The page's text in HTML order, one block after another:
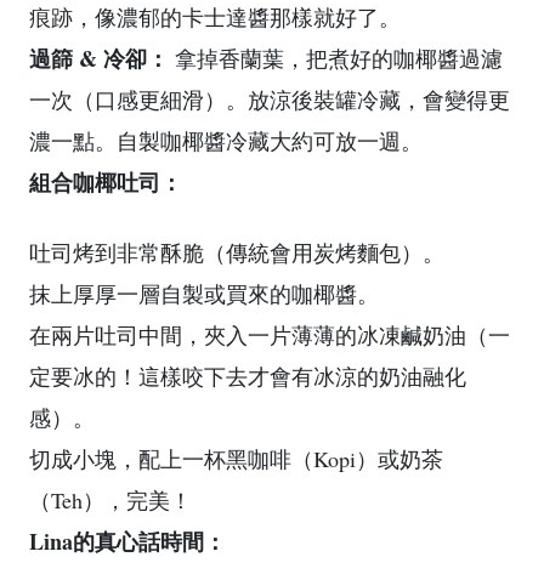
痕跡，像濃郁的卡士達醬那樣就好了。
過篩 & 冷卻： 拿掉香蘭葉，把煮好的咖椰醬過濾
一次（口感更細滑）。放涼後裝罐冷藏，會變得更
濃一點。自製咖椰醬冷藏大約可放一週。
組合咖椰吐司：
吐司烤到非常酥脆（傳統會用炭烤麵包）。
抹上厚厚一層自製或買來的咖椰醬。
在兩片吐司中間，夾入一片薄薄的冰凍鹹奶油（一
定要冰的！這樣咬下去才會有冰涼的奶油融化
感）。
切成小塊，配上一杯黑咖啡（Kopi）或奶茶
（Teh），完美！
Lina的真心話時間：